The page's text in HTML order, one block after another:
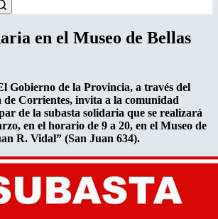
en el Museo de Bellas
Gobierno de la Provincia, a través del
Corrientes, invita a la comunidad
de la subasta solidaria que se realizará
en el horario de 9 a 20, en el Museo de
R. Vidal” (San Juan 634).